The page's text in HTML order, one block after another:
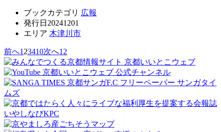
ブックカテゴリ 広報
発行日 20241201
エリア 木津川市
前へ1 23410次へ12